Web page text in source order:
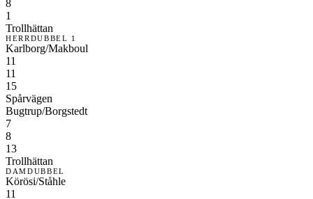
8
1
Trollhättan
HERRDUBBEL 1
Karlborg/Makboul
11
11
15
Spårvägen
Bugtrup/Borgstedt
7
8
13
Trollhättan
DAMDUBBEL
Körösi/Ståhle
11